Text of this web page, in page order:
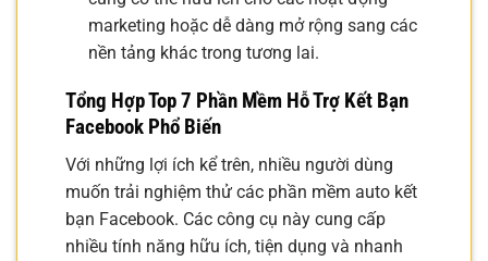
marketing hoặc dễ dàng mở rộng sang các
nền tảng khác trong tương lai.
Tổng Hợp Top 7 Phần Mềm Hỗ Trợ Kết Bạn
Facebook Phổ Biến
Với những lợi ích kể trên, nhiều người dùng
muốn trải nghiệm thử các phần mềm auto kết
bạn Facebook. Các công cụ này cung cấp
nhiều tính năng hữu ích, tiện dụng và nhanh